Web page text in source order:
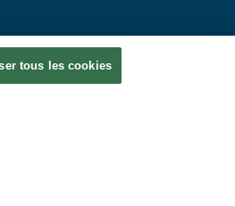
tous les cookies